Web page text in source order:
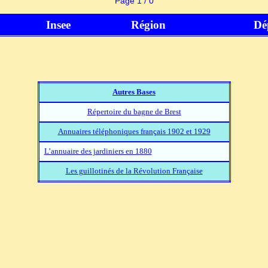
Insee Région
Autres Bases
Répertoire du bagne de Brest
Annuaires téléphoniques français 1902 et 1929
L’annuaire des jardiniers en 1880
Les guillotinés de la Révolution Française